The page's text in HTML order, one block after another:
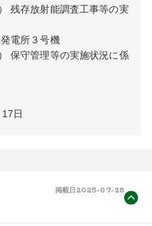
残存放射能調査工事等の実
発電所３号機
保守管理等の実施状況に係
日
掲載日 2025-07-28